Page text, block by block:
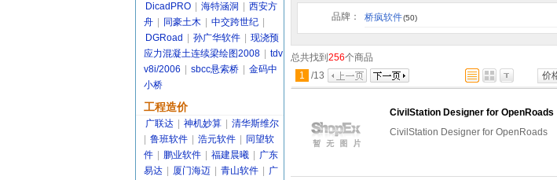
DicadPRO
海特涵洞
西安方
舟
同豪土木 中交跨世纪
DGRoad
孙广华软件
现浇预
应力混凝土连续梁绘图2008
tdv
v8i/2006
sbcc悬索桥
金码中
小桥
工程造价
广联达 神机妙算
清华斯维尔
鲁班软件 浩元软件
同望软
件
鹏业软件 福建晨曦
广东
易达
厦门海迈 青山软件
广
品牌： 桥疯软件(50)
总共找到 256个商品
1
/13 价
CivilStation Designer for OpenRoads
CivilStation Designer for OpenRoads